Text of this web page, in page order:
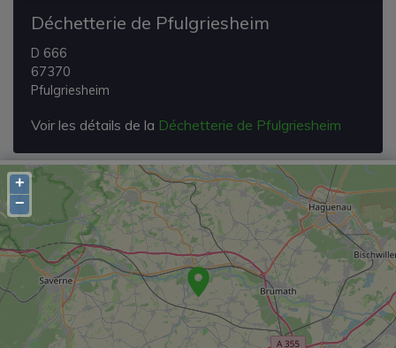
Déchetterie de Pfulgriesheim
D 666
67370
Pfulgriesheim
Voir les détails de la Déchetterie de Pfulgriesheim
+
−